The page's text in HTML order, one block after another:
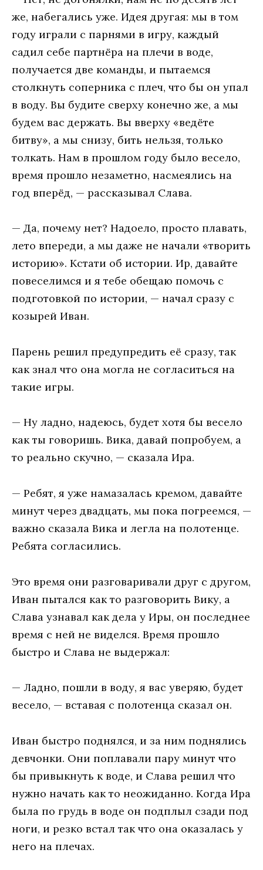
же, набегались уже. Идея другая: мы в том
году играли с парнями в игру, каждый
садил себе партнёра на плечи в воде,
получается две команды, и пытаемся
столкнуть соперника с плеч, что бы он упал
в воду. Вы будите сверху конечно же, а мы
будем вас держать. Вы вверху «ведёте
битву», а мы снизу, бить нельзя, только
толкать. Нам в прошлом году было весело,
время прошло незаметно, насмеялись на
год вперёд, — рассказывал Слава.
— Да, почему нет? Надоело, просто плавать,
лето впереди, а мы даже не начали «творить
историю». Кстати об истории. Ир, давайте
повеселимся и я тебе обещаю помочь с
подготовкой по истории, — начал сразу с
козырей Иван.
Парень решил предупредить её сразу, так
как знал что она могла не согласиться на
такие игры.
— Ну ладно, надеюсь, будет хотя бы весело
как ты говоришь. Вика, давай попробуем, а
то реально скучно, — сказала Ира.
— Ребят, я уже намазалась кремом, давайте
минут через двадцать, мы пока погреемся, —
важно сказала Вика и легла на полотенце.
Ребята согласились.
Это время они разговаривали друг с другом,
Иван пытался как то разговорить Вику, а
Слава узнавал как дела у Иры, он последнее
время с ней не виделся. Время прошло
быстро и Слава не выдержал:
— Ладно, пошли в воду, я вас уверяю, будет
весело, — вставая с полотенца сказал он.
Иван быстро поднялся, и за ним поднялись
девчонки. Они поплавали пару минут что
бы привыкнуть к воде, и Слава решил что
нужно начать как то неожиданно. Когда Ира
была по грудь в воде он подплыл сзади под
ноги, и резко встал так что она оказалась у
него на плечах.